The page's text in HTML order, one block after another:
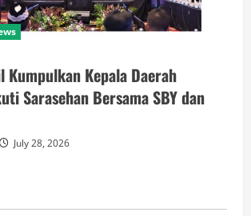
Kumpulkan Kepala Daerah
Sarasehan Bersama SBY dan
July 28, 2026